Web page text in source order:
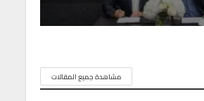
مشاهدة جميع المقالات